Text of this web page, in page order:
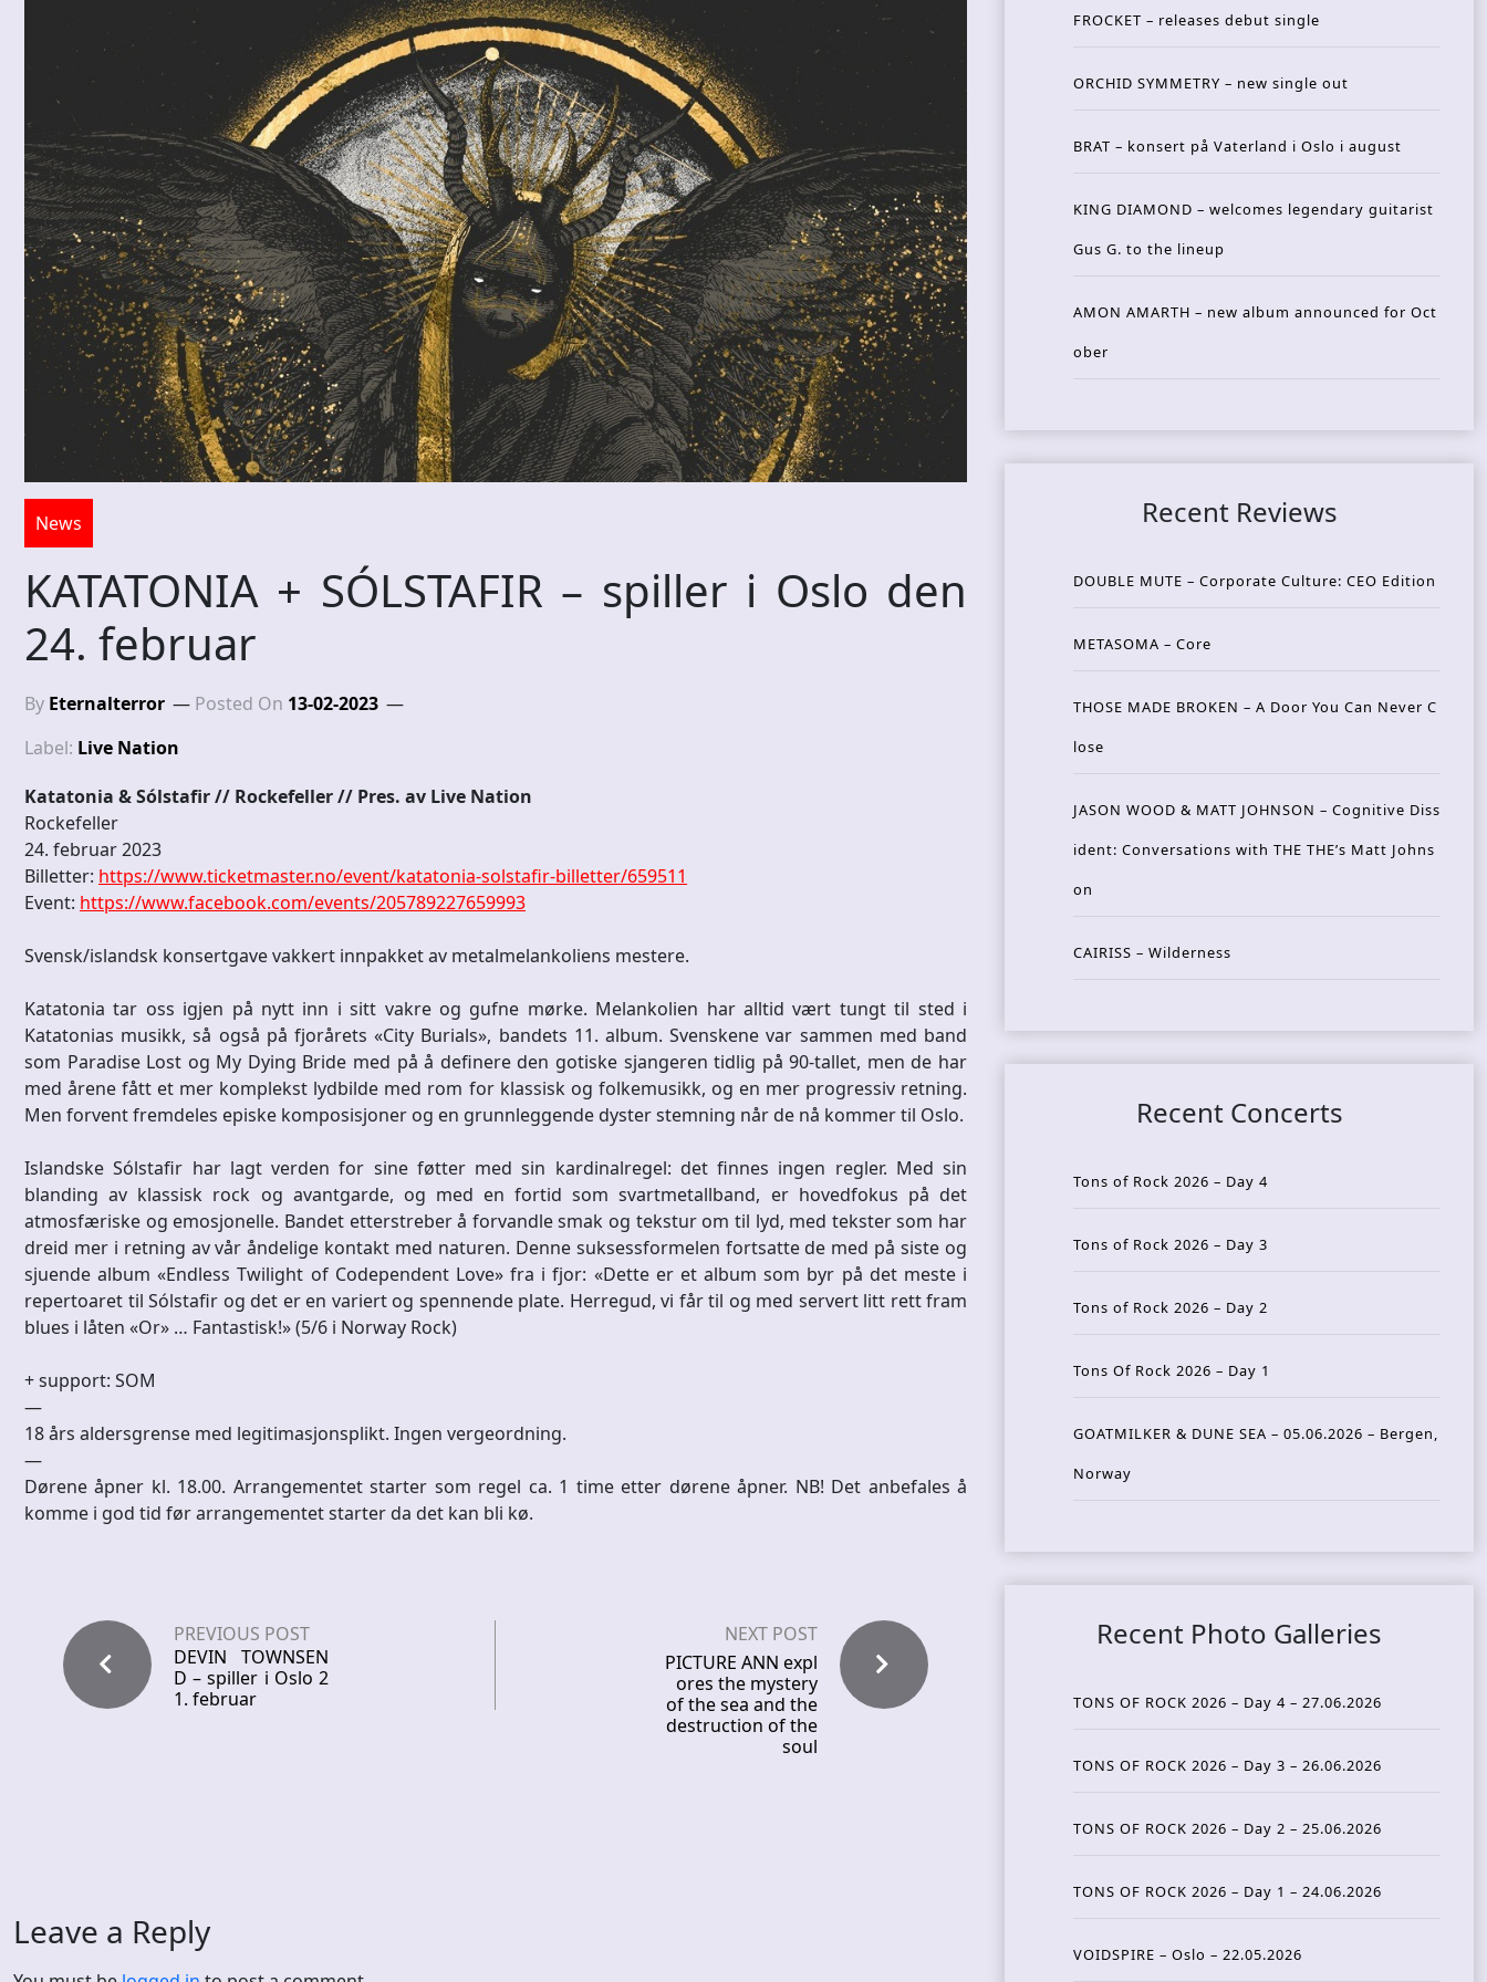
News
KATATONIA + SÓLSTAFIR – spiller i Oslo den
24. februar
By Eternalterror Posted On 13-02-2023
Label: Live Nation
Katatonia & Sólstafir // Rockefeller // Pres. av Live Nation
Rockefeller
24. februar 2023
Billetter: https://www.ticketmaster.no/event/katatonia-solstafir-billetter/659511
Event: https://www.facebook.com/events/205789227659993
Svensk/islandsk konsertgave vakkert innpakket av metalmelankoliens mestere.
Katatonia tar oss igjen på nytt inn i sitt vakre og gufne mørke. Melankolien har alltid vært tungt til sted i
Katatonias musikk, så også på fjorårets «City Burials», bandets 11. album. Svenskene var sammen med band
som Paradise Lost og My Dying Bride med på å definere den gotiske sjangeren tidlig på 90-tallet, men de har
med årene fått et mer komplekst lydbilde med rom for klassisk og folkemusikk, og en mer progressiv retning.
Men forvent fremdeles episke komposisjoner og en grunnleggende dyster stemning når de nå kommer til Oslo.
Islandske Sólstafir har lagt verden for sine føtter med sin kardinalregel: det finnes ingen regler. Med sin
blanding av klassisk rock og avantgarde, og med en fortid som svartmetallband, er hovedfokus på det
atmosfæriske og emosjonelle. Bandet etterstreber å forvandle smak og tekstur om til lyd, med tekster som har
dreid mer i retning av vår åndelige kontakt med naturen. Denne suksessformelen fortsatte de med på siste og
sjuende album «Endless Twilight of Codependent Love» fra i fjor: «Dette er et album som byr på det meste i
repertoaret til Sólstafir og det er en variert og spennende plate. Herregud, vi får til og med servert litt rett fram
blues i låten «Or» … Fantastisk!» (5/6 i Norway Rock)
+ support: SOM
—
18 års aldersgrense med legitimasjonsplikt. Ingen vergeordning.
—
Dørene åpner kl. 18.00. Arrangementet starter som regel ca. 1 time etter dørene åpner. NB! Det anbefales å
komme i god tid før arrangementet starter da det kan bli kø.
PREVIOUS POST
DEVIN TOWNSEN
D – spiller i Oslo 2
1. februar
NEXT POST
PICTURE ANN expl
ores the mystery
of the sea and the
destruction of the
soul
Leave a Reply
FROCKET – releases debut single
ORCHID SYMMETRY – new single out
BRAT – konsert på Vaterland i Oslo i august
KING DIAMOND – welcomes legendary guitarist
Gus G. to the lineup
AMON AMARTH – new album announced for Oct
ober
Recent Reviews
DOUBLE MUTE – Corporate Culture: CEO Edition
METASOMA – Core
THOSE MADE BROKEN – A Door You Can Never C
lose
JASON WOOD & MATT JOHNSON – Cognitive Diss
ident: Conversations with THE THE’s Matt Johns
on
CAIRISS – Wilderness
Recent Concerts
Tons of Rock 2026 – Day 4
Tons of Rock 2026 – Day 3
Tons of Rock 2026 – Day 2
Tons Of Rock 2026 – Day 1
GOATMILKER & DUNE SEA – 05.06.2026 – Bergen,
Norway
Recent Photo Galleries
TONS OF ROCK 2026 – Day 4 – 27.06.2026
TONS OF ROCK 2026 – Day 3 – 26.06.2026
TONS OF ROCK 2026 – Day 2 – 25.06.2026
TONS OF ROCK 2026 – Day 1 – 24.06.2026
VOIDSPIRE – Oslo – 22.05.2026